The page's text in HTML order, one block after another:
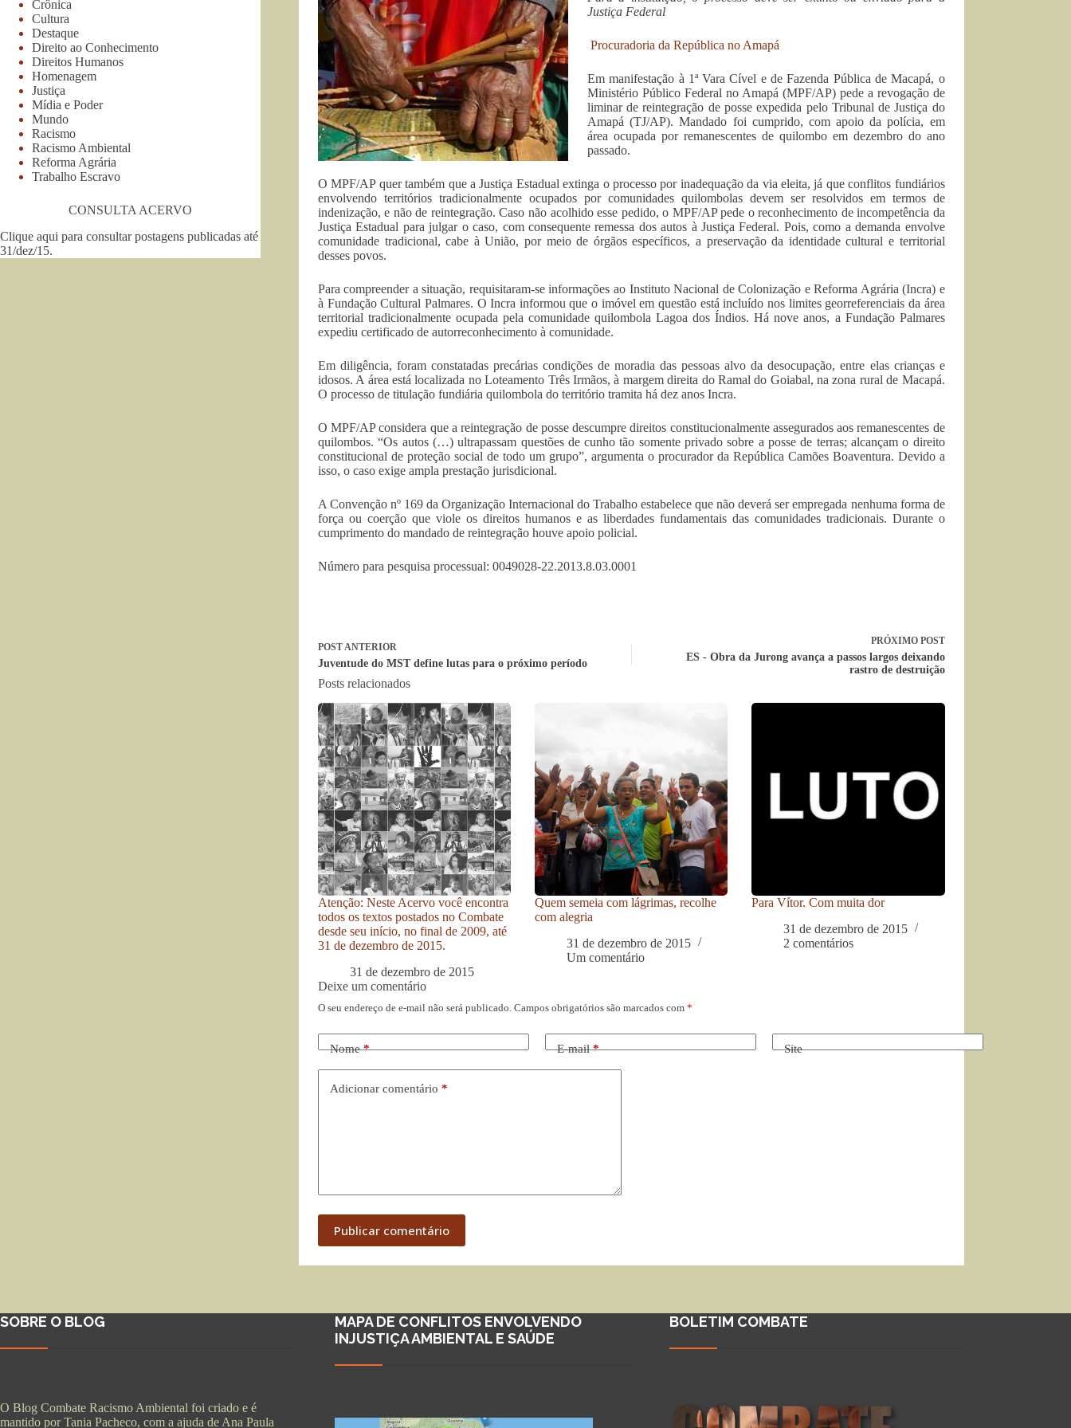
Justiça Federal
Procuradoria da República no Amapá
Em manifestação à 1ª Vara Cível e de Fazenda Pública de Macapá, o
Ministério Público Federal no Amapá (MPF/AP) pede a revogação de
liminar de reintegração de posse expedida pelo Tribunal de Justiça do
Amapá (TJ/AP). Mandado foi cumprido, com apoio da polícia, em
área ocupada por remanescentes de quilombo em dezembro do ano
passado.
O MPF/AP quer também que a Justiça Estadual extinga o processo por inadequação da via eleita, já que conflitos fundiários
envolvendo territórios tradicionalmente ocupados por comunidades quilombolas devem ser resolvidos em termos de
indenização, e não de reintegração. Caso não acolhido esse pedido, o MPF/AP pede o reconhecimento de incompetência da
Justiça Estadual para julgar o caso, com consequente remessa dos autos à Justiça Federal. Pois, como a demanda envolve
comunidade tradicional, cabe à União, por meio de órgãos específicos, a preservação da identidade cultural e territorial
desses povos.
Para compreender a situação, requisitaram-se informações ao Instituto Nacional de Colonização e Reforma Agrária (Incra) e
à Fundação Cultural Palmares. O Incra informou que o imóvel em questão está incluído nos limites georreferenciais da área
territorial tradicionalmente ocupada pela comunidade quilombola Lagoa dos Índios. Há nove anos, a Fundação Palmares
expediu certificado de autorreconhecimento à comunidade.
Em diligência, foram constatadas precárias condições de moradia das pessoas alvo da desocupação, entre elas crianças e
idosos. A área está localizada no Loteamento Três Irmãos, à margem direita do Ramal do Goiabal, na zona rural de Macapá.
O processo de titulação fundiária quilombola do território tramita há dez anos Incra.
O MPF/AP considera que a reintegração de posse descumpre direitos constitucionalmente assegurados aos remanescentes de
quilombos. “Os autos (…) ultrapassam questões de cunho tão somente privado sobre a posse de terras; alcançam o direito
constitucional de proteção social de todo um grupo”, argumenta o procurador da República Camões Boaventura. Devido a
isso, o caso exige ampla prestação jurisdicional.
A Convenção nº 169 da Organização Internacional do Trabalho estabelece que não deverá ser empregada nenhuma forma de
força ou coerção que viole os direitos humanos e as liberdades fundamentais das comunidades tradicionais. Durante o
cumprimento do mandado de reintegração houve apoio policial.
Número para pesquisa processual: 0049028-22.2013.8.03.0001
POSTANTERIOR
Juventude do MST define lutas para o próximo período
PRÓXIMO POST
ES - Obra da Jurong avança a passos largos deixando
rastro de destruição
Posts relacionados
Atenção: Neste Acervo você encontra
todos os textos postados no Combate
desde seu início, no final de 2009, até
31 de dezembro de 2015.
31 de dezembro de 2015
Quem semeia com lágrimas, recolhe
com alegria
31 de dezembro de 2015
Um comentário
Para Vítor. Com muita dor
31 de dezembro de 2015
2 comentários
Deixe um comentário
O seu endereço de e-mail não será publicado. Campos obrigatórios são marcados com *
Nome* E-mail* Site
Adicionar comentário *
Publicar comentário
Crônica
Cultura
Destaque
Direito ao Conhecimento
Direitos Humanos
Homenagem
Justiça
Mídia e Poder
Mundo
Racismo
Racismo Ambiental
Reforma Agrária
Trabalho Escravo
CONSULTA ACERVO
Clique aqui para consultar postagens publicadas até
31/dez/15.
SOBRE O BLOG
O Blog Combate Racismo Ambiental foi criado e é
mantido por Tania Pacheco, com a ajuda de Ana Paula
MAPA DE CONFLITOS ENVOLVENDO
INJUSTIÇA AMBIENTAL E SAÚDE
BOLETIM COMBATE